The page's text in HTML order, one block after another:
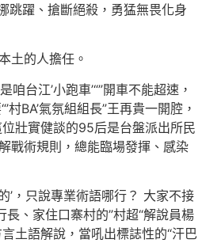
跳躍、搶斷絕殺，勇猛無畏化身
土的人擔任。
咱台江’小跑車’“”開車不能超速，
BA’氣氛組組長”王再貴一開腔，
壯實健談的95后是台盤派出所民
戰術規則，總能臨場發揮、感染
’，只說專業術語哪行？ 大家不接
長、家住口寨村的”村超“解說員楊
土語解說，當吼出標誌性的“汗巴